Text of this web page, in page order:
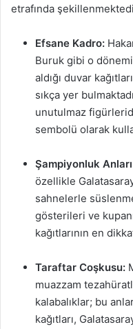
etrafında
Efsane Kadro:
Buruk gibi o
aldığı duvar
sıkça yer
unutulmaz
sembolü olarak
Şampiyonluk
özellikle
sahnelerle
gösterileri ve
kağıtlarının en
Taraftar Coşkusu:
muazzam
kalabalıklar; bu
kağıtları,